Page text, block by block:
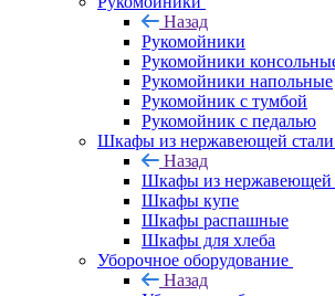
Назад
Рукомойники
Рукомойники
Рукомойники напольные
Рукомойник с тумбой
Рукомойник с педалью
Шкафы из нержавеющей стали
Назад
Шкафы из нержавеющей
Шкафы купе
Шкафы распашные
Шкафы для хлеба
Уборочное оборудование
Назад